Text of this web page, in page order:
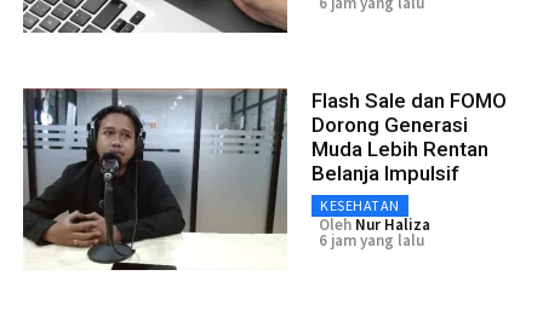
Flash Sale dan FOMO
Dorong Generasi
Muda Lebih Rentan
Belanja Impulsif
KESEHATAN
Oleh Nur Haliza
6 jam yang lalu